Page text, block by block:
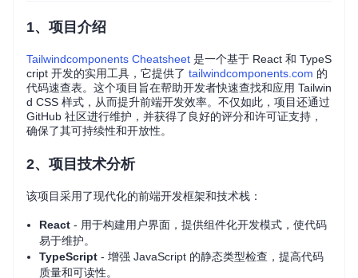
1、项目介绍
Tailwindcomponents Cheatsheet 是一个基于 React 和 TypeS
cript 开发的实用工具，它提供了 tailwindcomponents.com 的
代码速查表。这个项目旨在帮助开发者快速查找和应用 Tailwin
d CSS 样式，从而提升前端开发效率。不仅如此，项目还通过
GitHub 社区进行维护，并获得了良好的评分和许可证支持，
确保了其可持续性和开放性。
2、项目技术分析
该项目采用了现代化的前端开发框架和技术栈：
React - 用于构建用户界面，提供组件化开发模式，使代码
易于维护。
TypeScript - 增强 JavaScript 的静态类型检查，提高代码
质量和可读性。